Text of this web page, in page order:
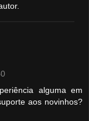
alguma em
aos novinhos?